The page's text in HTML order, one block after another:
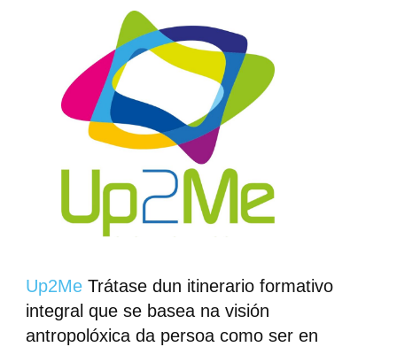
Up2MeTrátase dun itinerario formativo
integral que se basea na visión
antropolóxica da persoa como ser en